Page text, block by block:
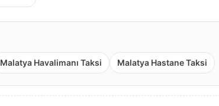
Malatya Havalimanı Taksi Malatya Hastane Taksi